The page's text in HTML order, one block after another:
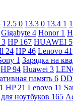
12.5 0 13.3 0 13.4 1
Gigabyte 4 Honor 1
3 HP 167 HUAWEI 5
24 HP46 Lenovo 41
1 Зарядка на
HP94 Huawei 3
память 6
1 HP 21 Lenovo 11
ноутбуков 165